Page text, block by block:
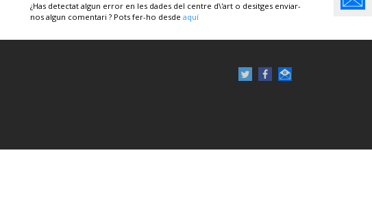
¿Has detectat algun error en les dades del centre d\'art o desitges enviar-
nos algun comentari ? Pots fer-ho desde aquí